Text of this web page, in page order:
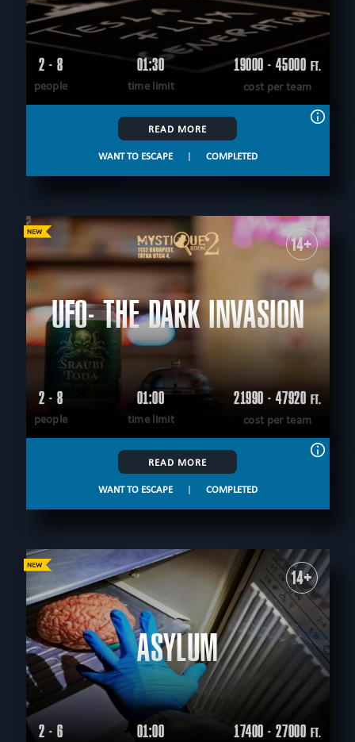
2 - 8
people
01:30
time limit
19000 - 45000 FT.
cost per team
READ MORE
WANT TO ESCAPE | COMPLETED
14+
UFO- THE DARK INVASION
2 - 8
people
01:00
time limit
21990 - 47920 FT.
cost per team
READ MORE
WANT TO ESCAPE | COMPLETED
14+
ASYLUM
2 - 6 01:00 17400 - 27000 FT.